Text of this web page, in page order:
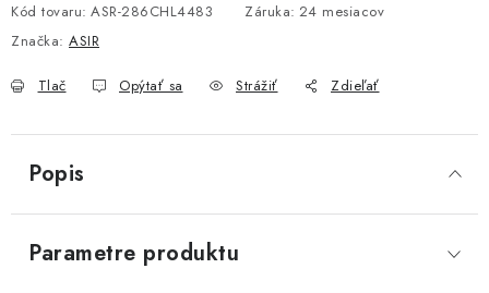
Kód tovaru: ASR-286CHL4483 Záruka: 24 mesiacov
Značka: ASIR
Tlač Opýtať sa Strážiť Zdieľať
Popis
Parametre produktu